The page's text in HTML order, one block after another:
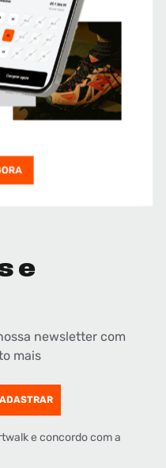
e
newsletter com
mais
e concordo com a